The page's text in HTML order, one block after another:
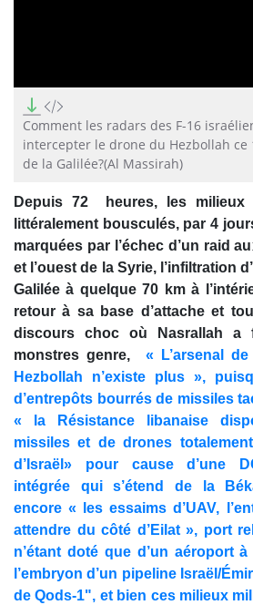
seconds
of
11
seconds
Comment les radars des F-16
intercepter le drone du Hezbollah ce
de la Galilée?(Al Massirah)
Depuis 72 heures, les milieux
littéralement bousculés, par 4
marquées par l’échec d’un raid
et l’ouest de la Syrie, l’infiltration
Galilée à quelque 70 km à
retour à sa base d’attache et
discours choc où Nasrallah a
monstres genre,
« L’arsenal
Hezbollah n’existe plus »,
d’entrepôts bourrés de missiles
« la Résistance libanaise
missiles et de drones
d’Israël» pour cause d’une
intégrée qui s’étend de la
encore « les essaims d’UAV,
attendre du côté d’Eilat », port
n’étant doté que d’un aéroport
l’embryon d’un pipeline Israël/
de Qods-1", et bien ces milieux